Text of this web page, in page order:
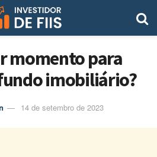
momento para
imobiliário?
14 de setembro de 2023